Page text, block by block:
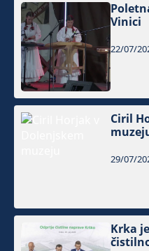
Vinici
22/07/
Ciril
29/07/
Krka